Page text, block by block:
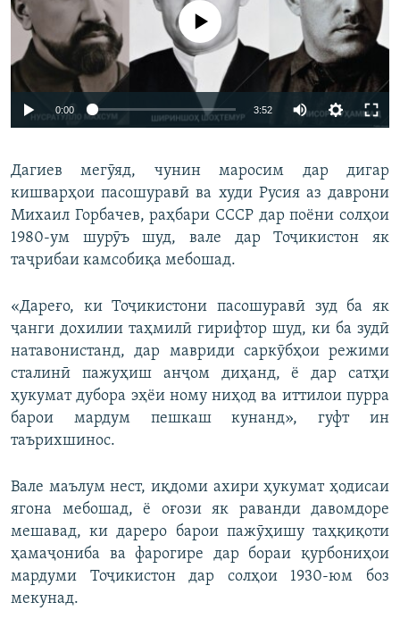
Auto 240p 360p 480p
720p 1080p
Феълан кор намекунад
0:00 3:52
360p
480p
Дагиев мегӯяд, чунин маросим дар дигар
кишварҳои пасошуравӣ ва худи Русия аз даврони
Михаил Горбачев, раҳбари СССР дар поёни солҳои
1980-ум шурӯъ шуд, вале дар Тоҷикистон як
таҷрибаи камсобиқа мебошад.
«Дареғо, ки Тоҷикистони пасошуравӣ зуд ба як
ҷанги дохилии таҳмилӣ гирифтор шуд, ки ба зудӣ
натавонистанд, дар мавриди саркӯбҳои режими
сталинӣ пажуҳиш анҷом диҳанд, ё дар сатҳи
ҳукумат дубора эҳёи ному ниҳод ва иттилои пурра
барои мардум пешкаш кунанд», гуфт ин
таърихшинос.
Вале маълум нест, иқдоми ахири ҳукумат ҳодисаи
ягона мебошад, ё оғози як раванди давомдоре
мешавад, ки дареро барои пажӯҳишу таҳқиқоти
ҳамаҷониба ва фарогире дар бораи қурбониҳои
мардуми Тоҷикистон дар солҳои 1930-юм боз
мекунад.